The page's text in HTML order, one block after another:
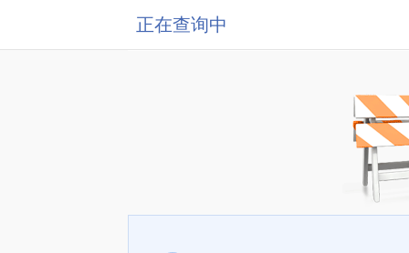
正在查询中